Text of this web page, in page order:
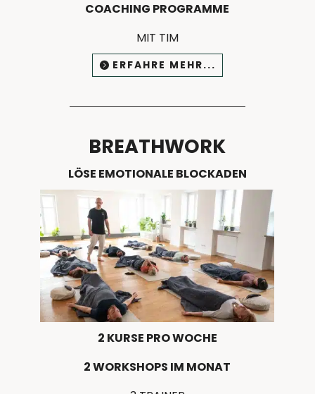
COACHING PROGRAMME
MIT TIM
ERFAHRE MEHR...
BREATHWORK
LÖSE EMOTIONALE BLOCKADEN
2 KURSE PRO WOCHE
2 WORKSHOPS IM MONAT